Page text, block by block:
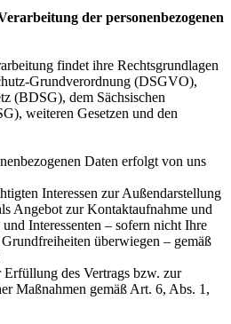
der personenbezogenen
findet ihre Rechtsgrundlagen
Grundverordnung (DSGVO),
(BDSG), dem Sächsischen
weiteren Gesetzen und den
Daten erfolgt von uns
Interessen zur Außendarstellung
Angebot zur Kontaktaufnahme und
Interessenten – sofern nicht Ihre
überwiegen – gemäß
des Vertrags bzw. zur
Maßnahmen gemäß Art. 6, Abs. 1,